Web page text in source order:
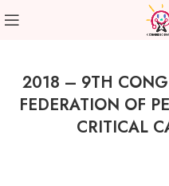
2018 – 9TH
FEDERATION OF
CRITICAL